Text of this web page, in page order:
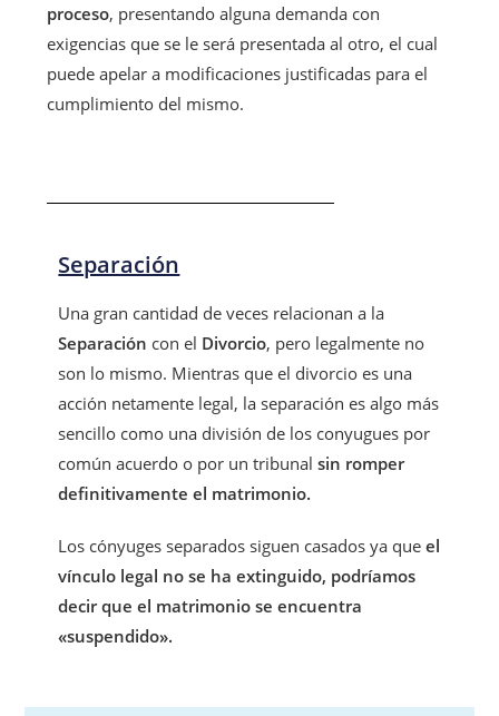
proceso, presentando alguna demanda con
exigencias que se le será presentada al otro, el cual
puede apelar a modificaciones justificadas para el
cumplimiento del mismo.
Separación
Una gran cantidad de veces relacionan a la
Separación con el Divorcio, pero legalmente no
son lo mismo. Mientras que el divorcio es una
acción netamente legal, la separación es algo más
sencillo como una división de los conyugues por
común acuerdo o por un tribunalsin romper
definitivamente el matrimonio.
Los cónyuges separados siguen casados ya que el
vínculo legal no se ha extinguido, podríamos
decir que el matrimonio se encuentra
«suspendido».